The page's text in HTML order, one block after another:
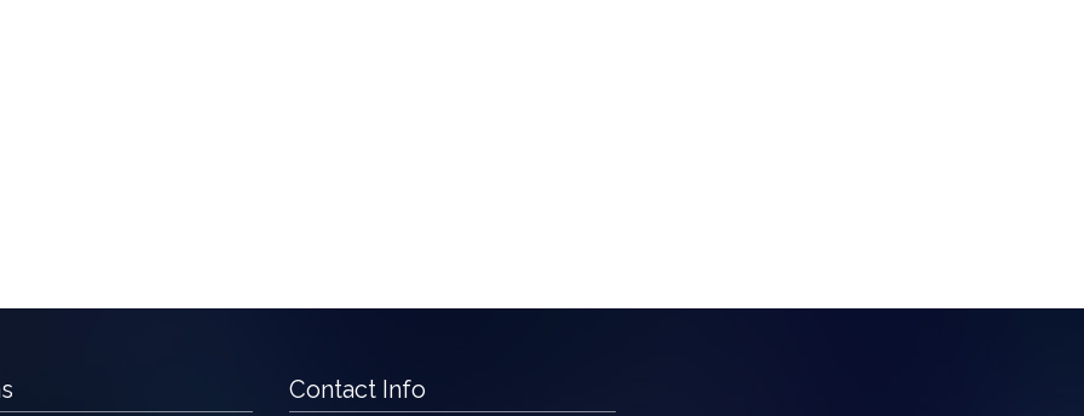
Contact Info